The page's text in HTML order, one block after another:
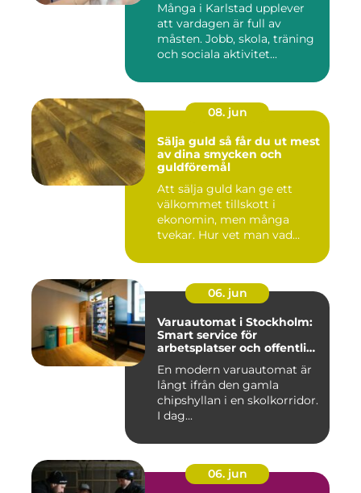
Många i Karlstad upplever
att vardagen är full av
måsten. Jobb, skola, träning
och sociala aktivitet...
08. jun
Sälja guld så får du ut mest
av dina smycken och
guldföremål
Att sälja guld kan ge ett
välkommet tillskott i
ekonomin, men många
tvekar. Hur vet man vad
06. jun
Varuautomat i Stockholm:
Smart service för
arbetsplatser och offentliga
En modern varuautomat är
långt ifrån den gamla
chipshyllan i en skolkorridor.
I dag...
06. jun